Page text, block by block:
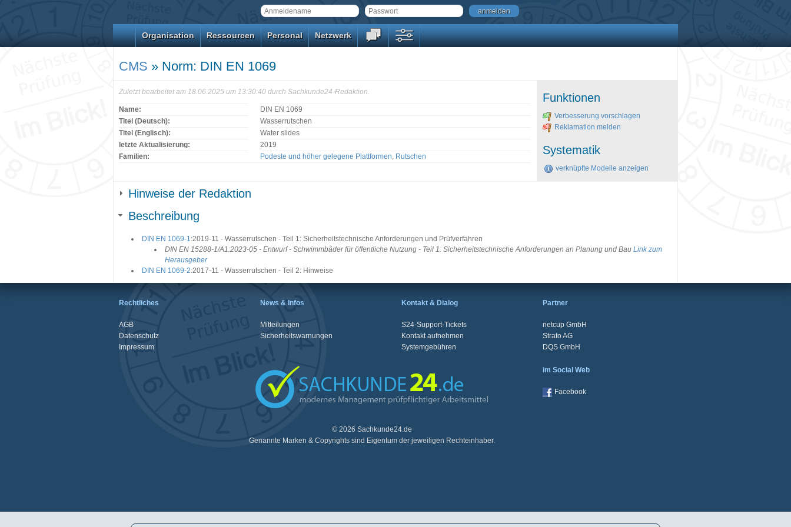
anmelden
Organisation Ressourcen Personal Netzwerk
CMS » Norm: DIN EN 1069
Zuletzt bearbeitet am 18.06.2025 um 13:30:40 durch Sachkunde24-Redaktion.
Name:
DIN EN 1069
Titel (Deutsch):
Wasserrutschen
Titel (Englisch):
Water slides
letzte Aktualisierung:
2019
Familien:
Podeste und höher gelegene Plattformen, Rutschen
Funktionen
Verbesserung vorschlagen
Reklamation melden
Systematik
verknüpfte Modelle anzeigen
Hinweise der Redaktion
Beschreibung
DIN EN 1069-1:2019-11 - Wasserrutschen - Teil 1: Sicherheitstechnische Anforderungen und Prüfverfahren
DIN EN 15288-1/A1:2023-05 - Entwurf - Schwimmbäder für öffentliche Nutzung - Teil 1: Sicherheitstechnische Anforderungen an Planung und Bau Link zum
Herausgeber
DIN EN 1069-2:2017-11 - Wasserrutschen - Teil 2: Hinweise
Rechtliches
AGB
Datenschutz
Impressum
News & Infos
Mitteilungen
Sicherheitswarnungen
Kontakt & Dialog
S24-Support-Tickets
Kontakt aufnehmen
Systemgebühren
Partner
netcup GmbH
Strato AG
DQS GmbH
© 2026 Sachkunde24.de
Genannte Marken & Copyrights sind Eigentum der jeweiligen Rechteinhaber.
im Social Web
Facebook